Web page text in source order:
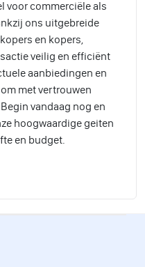
voor commerciële als
ons uitgebreide
en kopers,
veilig en efficiënt
aanbiedingen en
met vertrouwen
Begin vandaag nog en
hoogwaardige geiten
en budget.